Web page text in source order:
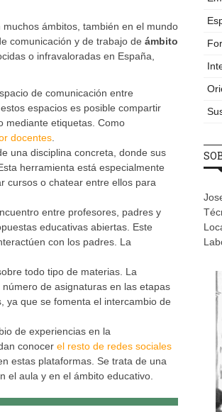
ámbitos, también en el mundo
comunicación y de trabajo de ámbito
o infravaloradas en España,
de comunicación entre
espacios es posible compartir
mediante etiquetas. Como
docentes.
una disciplina concreta, donde sus
herramienta está especialmente
cursos o chatear entre ellos para
entre profesores, padres y
educativas abiertas. Este
con los padres. La
todo tipo de materias. La
de asignaturas en las etapas
ya que se fomenta el intercambio de
de experiencias en la
conocer el resto de redes sociales
estas plataformas. Se trata de una
el aula y en el ámbito educativo.